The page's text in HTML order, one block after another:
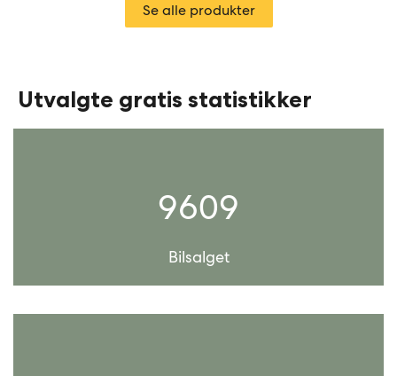
Se alle produkter
Utvalgte gratis statistikker
9609
Bilsalget